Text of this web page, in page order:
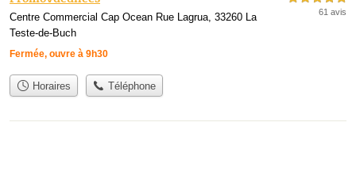
Centre Commercial Cap Ocean Rue Lagrua, 33260 La
Teste-de-Buch
Fermée, ouvre à 9h30
61 avis
Horaires Téléphone